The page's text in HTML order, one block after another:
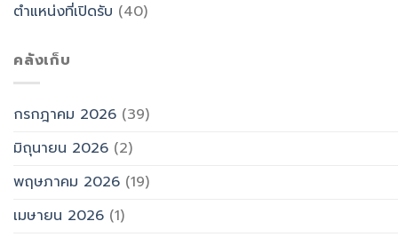
ตำแหน่งที่เปิดรับ (40)
คลังเก็บ
กรกฎาคม 2026 (39)
มิถุนายน 2026 (2)
พฤษภาคม 2026 (19)
เมษายน 2026 (1)